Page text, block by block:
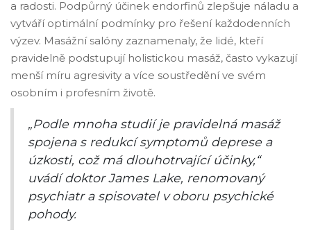
a radosti. Podpůrný účinek endorfinů zlepšuje náladu a
vytváří optimální podmínky pro řešení každodenních
výzev. Masážní salóny zaznamenaly, že lidé, kteří
pravidelně podstupují holistickou masáž, často vykazují
menší míru agresivity a více soustředění ve svém
osobním i profesním životě.
„Podle mnoha studií je pravidelná masáž
spojena s redukcí symptomů deprese a
úzkosti, což má dlouhotrvající účinky,“
uvádí doktor James Lake, renomovaný
psychiatr a spisovatel v oboru psychické
pohody.